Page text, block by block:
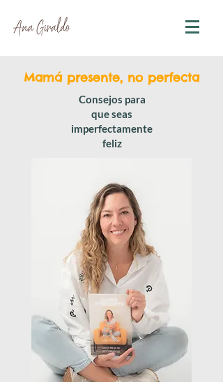
Mamá presente, no perfecta
Consejos para
que seas
imperfectamente
feliz